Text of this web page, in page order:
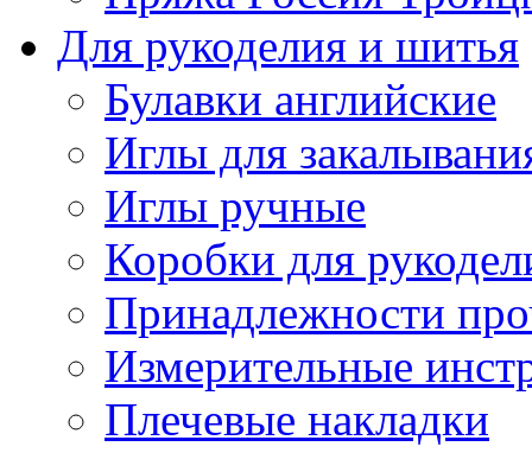
Для рукоделия и шитья
Булавки английские
Иглы для
Иглы ручные
Коробки для
Принадлежности
Измерительные
Плечевые накладки